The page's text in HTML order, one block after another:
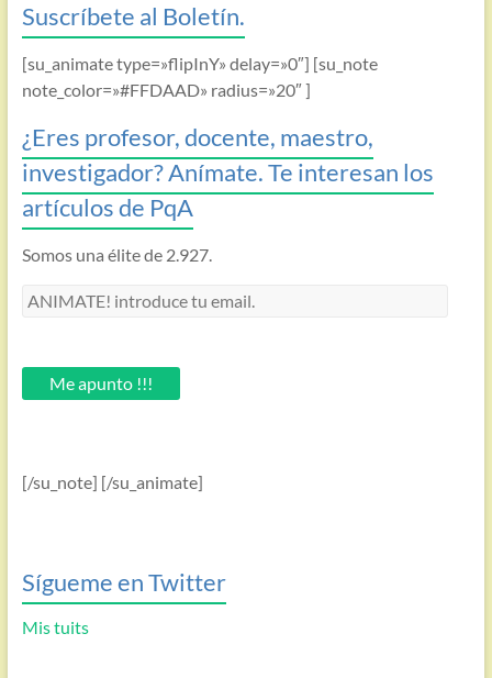
Suscríbete al Boletín.
[su_animate type=»flipInY» delay=»0″] [su_note
note_color=»#FFDAAD» radius=»20″ ]
¿Eres profesor, docente, maestro,
investigador? Anímate. Te interesan los
artículos de PqA
Somos una élite de 2.927.
ANIMATE!
email.Me apunto !!!
[/su_note] [/su_animate]
Sígueme en Twitter
Mis tuits